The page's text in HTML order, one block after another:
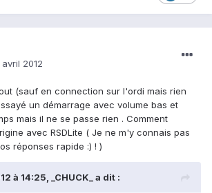
avril 2012
(sauf en connection sur l'ordi mais rien
un démarrage avec volume bas et
mais il ne se passe rien . Comment
avec RSDLite ( Je ne m'y connais pas
réponses rapide :) ! )
à 14:25, _CHUCK_ a dit :